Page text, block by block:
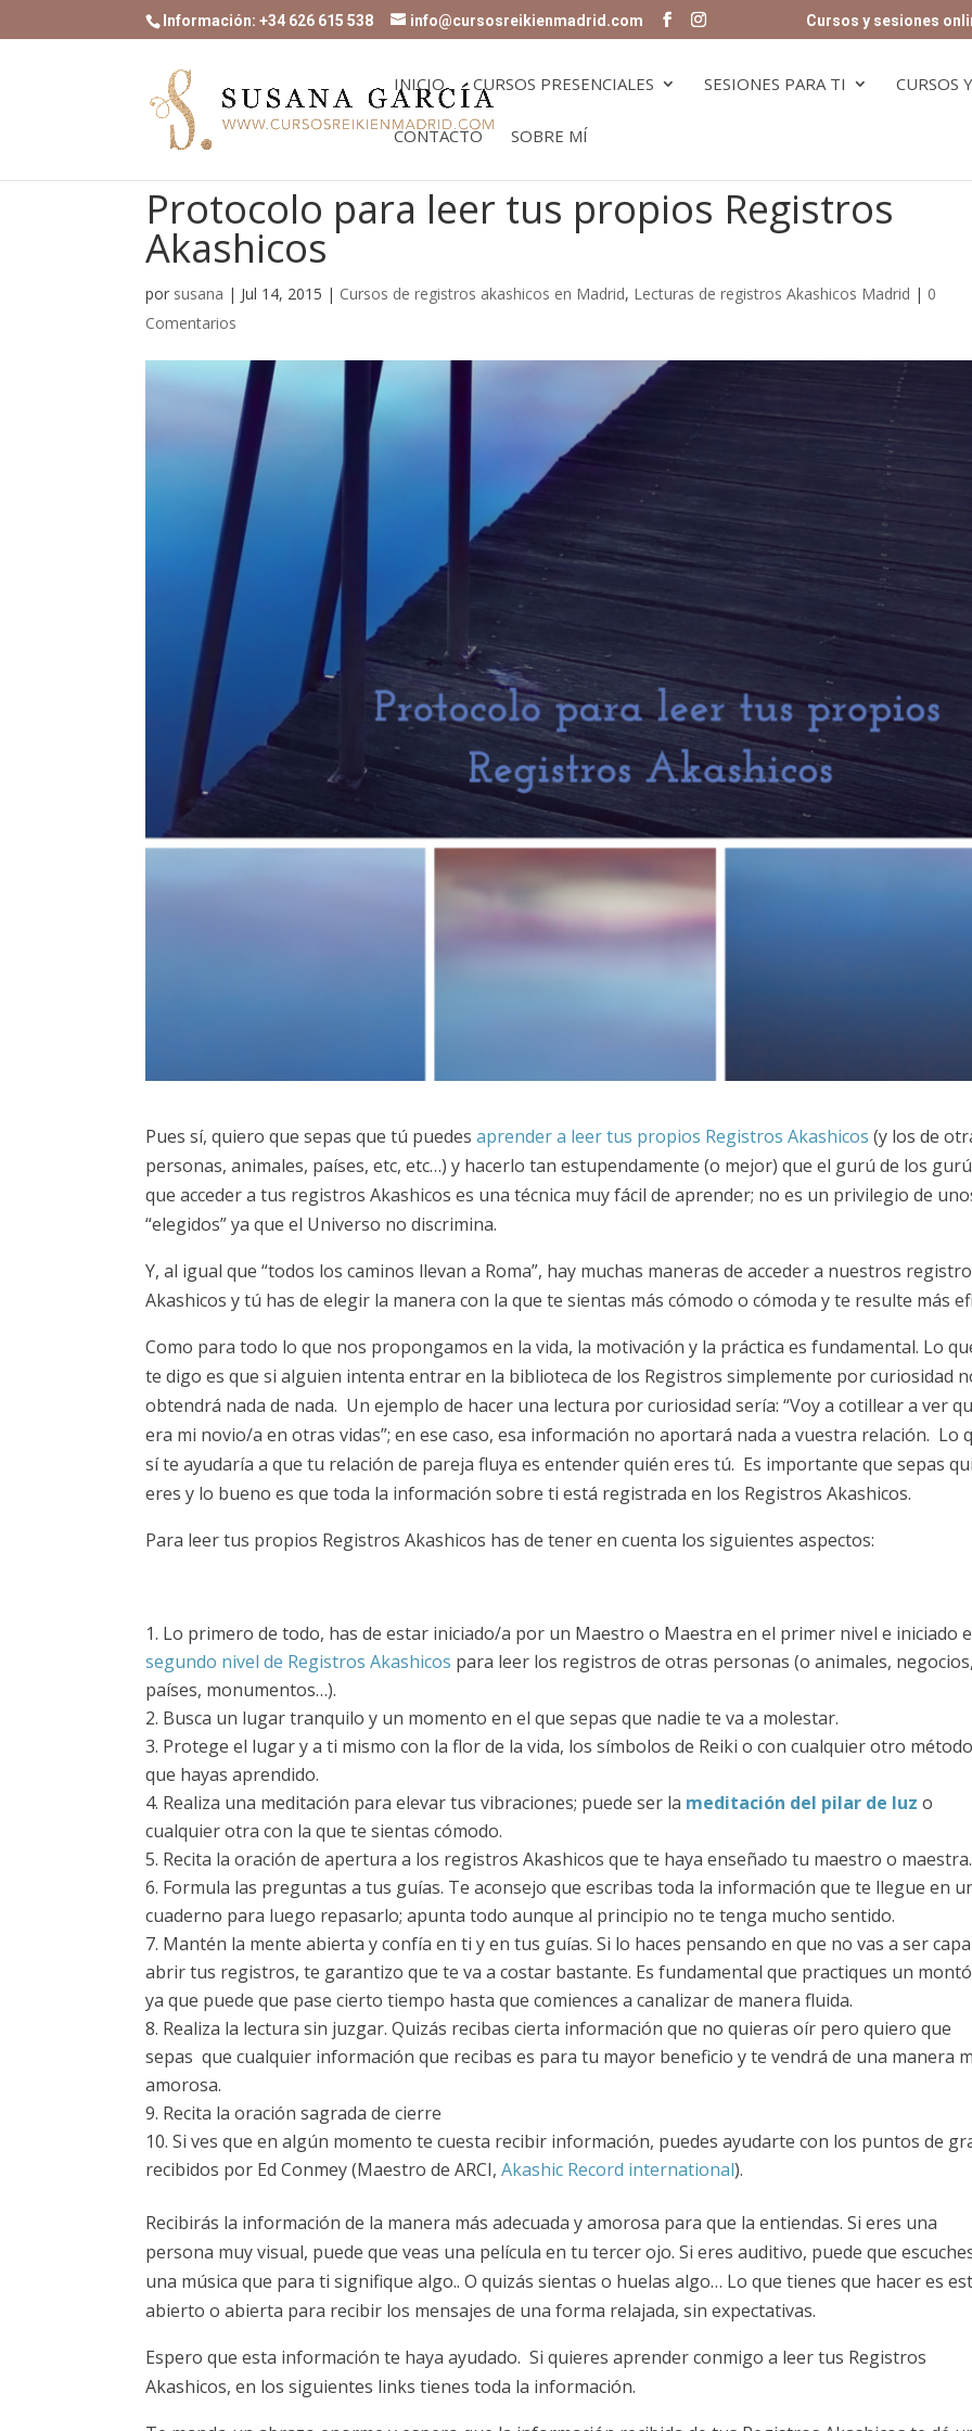
Información: +34 626 615 538 info@cursosreikienmadrid.com Cursos y sesiones
INICIO CURSOS PRESENCIALES SESIONES PARA TI CURSOS
CONTACTO SOBRE MÍ
Protocolo para leer tus propios Registros
Akashicos
por susana | Jul 14, 2015 | Cursos de registros akashicos en Madrid, Lecturas de registros Akashicos Madrid | 0
Comentarios
Pues sí, quiero que sepas que tú puedes aprender a leer tus propios Registros Akashicos (y los de
personas, animales, países, etc, etc…) y hacerlo tan estupendamente (o mejor) que el gurú de los
que acceder a tus registros Akashicos es una técnica muy fácil de aprender; no es un privilegio de
“elegidos” ya que el Universo no discrimina.
Y, al igual que “todos los caminos llevan a Roma”, hay muchas maneras de acceder a nuestros
Akashicos y tú has de elegir la manera con la que te sientas más cómodo o cómoda y te resulte más
Como para todo lo que nos propongamos en la vida, la motivación y la práctica es fundamental. Lo
te digo es que si alguien intenta entrar en la biblioteca de los Registros simplemente por curiosidad
obtendrá nada de nada. Un ejemplo de hacer una lectura por curiosidad sería: “Voy a cotillear a ver
era mi novio/a en otras vidas”; en ese caso, esa información no aportará nada a vuestra relación. Lo
sí te ayudaría a que tu relación de pareja fluya es entender quién eres tú. Es importante que sepas
eres y lo bueno es que toda la información sobre ti está registrada en los Registros Akashicos.
Para leer tus propios Registros Akashicos has de tener en cuenta los siguientes aspectos:
Lo primero de todo, has de estar iniciado/a por un Maestro o Maestra en el primer nivel e iniciado
segundo nivel de Registros Akashicos para leer los registros de otras personas (o animales, negocios,
países, monumentos…).
Busca un lugar tranquilo y un momento en el que sepas que nadie te va a molestar.
Protege el lugar y a ti mismo con la flor de la vida, los símbolos de Reiki o con cualquier otro método
que hayas aprendido.
Realiza una meditación para elevar tus vibraciones; puede ser la meditación del pilar de luz o
cualquier otra con la que te sientas cómodo.
Recita la oración de apertura a los registros Akashicos que te haya enseñado tu maestro o maestra.
Formula las preguntas a tus guías. Te aconsejo que escribas toda la información que te llegue en
cuaderno para luego repasarlo; apunta todo aunque al principio no te tenga mucho sentido.
Mantén la mente abierta y confía en ti y en tus guías. Si lo haces pensando en que no vas a ser
abrir tus registros, te garantizo que te va a costar bastante. Es fundamental que practiques un
ya que puede que pase cierto tiempo hasta que comiences a canalizar de manera fluida.
Realiza la lectura sin juzgar. Quizás recibas cierta información que no quieras oír pero quiero que
sepas que cualquier información que recibas es para tu mayor beneficio y te vendrá de una manera
amorosa.
Recita la oración sagrada de cierre
Si ves que en algún momento te cuesta recibir información, puedes ayudarte con los puntos de
recibidos por Ed Conmey (Maestro de ARCI, Akashic Record international).
Recibirás la información de la manera más adecuada y amorosa para que la entiendas. Si eres una
persona muy visual, puede que veas una película en tu tercer ojo. Si eres auditivo, puede que
una música que para ti signifique algo.. O quizás sientas o huelas algo… Lo que tienes que hacer es
abierto o abierta para recibir los mensajes de una forma relajada, sin expectativas.
Espero que esta información te haya ayudado. Si quieres aprender conmigo a leer tus Registros
Akashicos, en los siguientes links tienes toda la información.